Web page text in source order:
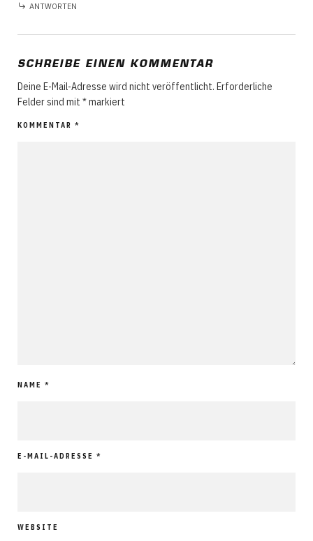
ANTWORTEN
SCHREIBE EINEN KOMMENTAR
Deine E-Mail-Adresse wird nicht veröffentlicht. Erforderliche
Felder sind mit *markiert
KOMMENTAR *
NAME *
E-MAIL-ADRESSE *
WEBSITE